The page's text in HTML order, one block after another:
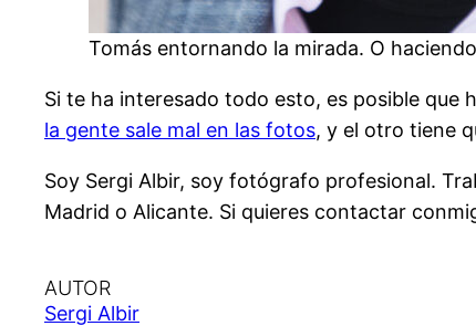
Tomás entornando la mirada. O
Si te ha interesado todo esto, es posible que
la gente sale mal en las fotos, y el otro tiene
Soy Sergi Albir, soy fotógrafo profesional.
Madrid o Alicante. Si quieres contactar
AUTOR
Sergi Albir